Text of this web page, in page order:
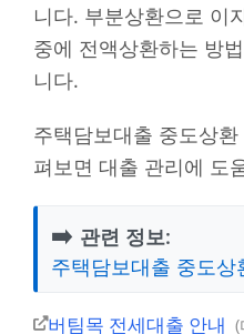
니다. 부분상환으로 이
중에 전액상환하는 방
니다.
주택담보대출 중도상
펴보면 대출 관리에 도
➡️ 관련 정보:
주택담보대출 중도상
버팀목 전세대출 안내